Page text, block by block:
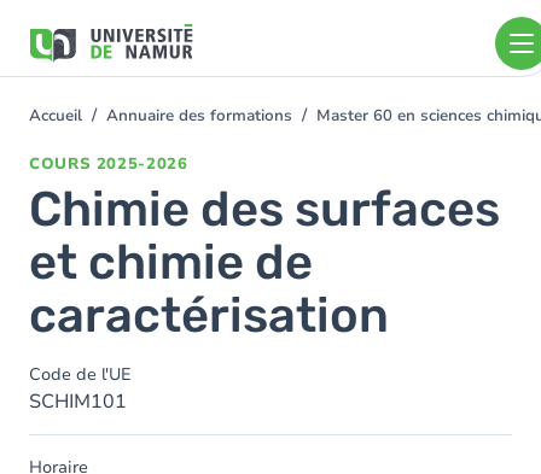
contenu
You
Accueil Annuaire des formations Master 60 en sciences
COURS 2025-2026
Chimie des surfaces
et chimie de
caractérisation
Code de l'UE
SCHIM101
Horaire